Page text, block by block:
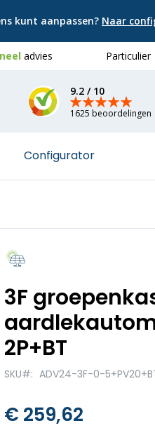
kunt aanpassen? Naar
advies Particulier
9.2 / 10
1625 beoordelingen
Configurator
3F
2P+BT
SKU ADV24-3F-0-
€ 259,62